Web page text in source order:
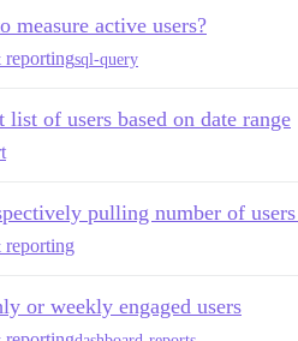
measure active users?
sql-query
list of users based on date range
pulling number of
or weekly engaged users